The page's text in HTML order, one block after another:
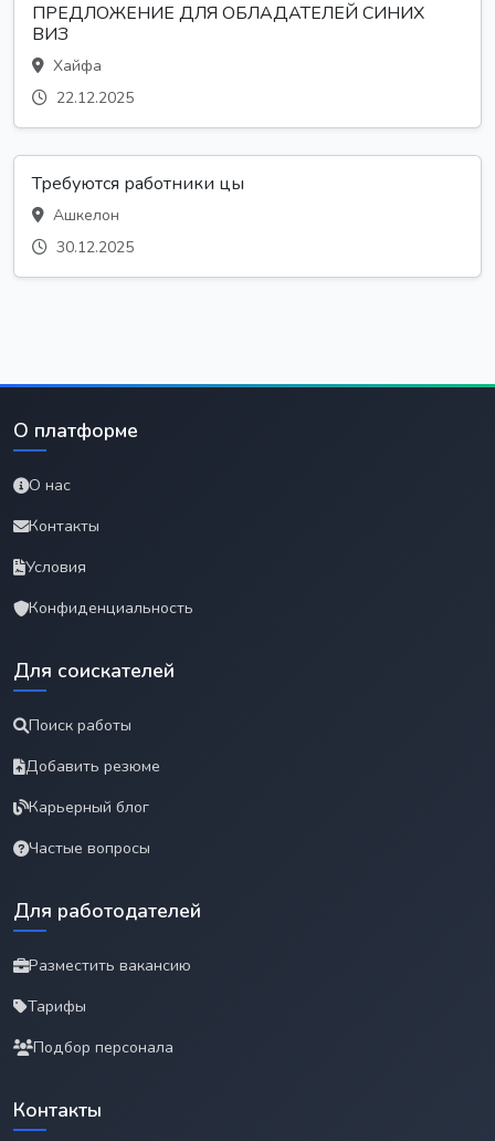
ПРЕДЛОЖЕНИЕ ДЛЯ ОБЛАДАТЕЛЕЙ СИНИХ
ВИЗ
Хайфа
22.12.2025
Требуются работники цы
Ашкелон
30.12.2025
О платформе
О нас
Контакты
Условия
Конфиденциальность
Для соискателей
Поиск работы
Добавить резюме
Карьерный блог
Частые вопросы
Для работодателей
Разместить вакансию
Тарифы
Подбор персонала
Контакты